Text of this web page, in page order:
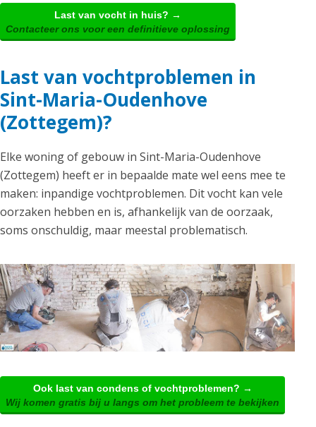
Last van vocht in huis? →
Contacteer ons voor een definitieve oplossing
Last van vochtproblemen in
Sint-Maria-Oudenhove
(Zottegem)?
Elke woning of gebouw in Sint-Maria-Oudenhove
(Zottegem) heeft er in bepaalde mate wel eens mee te
maken: inpandige vochtproblemen. Dit vocht kan vele
oorzaken hebben en is, afhankelijk van de oorzaak,
soms onschuldig, maar meestal problematisch.
Ook last van condens of vochtproblemen? →
Wij komen gratis bij u langs om het probleem te bekijken